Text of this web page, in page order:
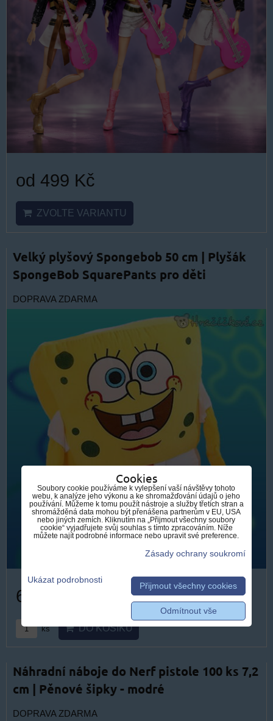
od 499 Kč
ZVOLTE VARIANTU
Velký plyšový Spongebob 50 cm | Plyšák
SpongeBob SquarePants pro děti
DOPRAVA ZDARMA
609 Kč
ks DO KOŠÍKU
Náhradní náboje do Nerf pistole 100 ks 7,2
cm | Pěnové šipky - modré
DOPRAVA ZDARMA
Cookies
Soubory cookie používáme k vylepšení vaší návštěvy tohoto
webu, k analýze jeho výkonu a ke shromažďování údajů o jeho
používání. Můžeme k tomu použít nástroje a služby třetích stran a
shromážděná data mohou být přenášena partnerům v EU, USA
nebo jiných zemích. Kliknutím na „Přijmout všechny soubory
cookie“ vyjadřujete svůj souhlas s tímto zpracováním. Níže
můžete najít podrobné informace nebo upravit své preference.
Zásady ochrany soukromí
Ukázat podrobnosti
Přijmout všechny cookies
Odmítnout vše